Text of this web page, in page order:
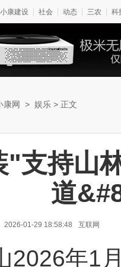
小康建设 社会 动态 三农 科
康网 > 娱乐 > 正文
支持山
道
2026-01-29 18:58:48 互联网
年1月